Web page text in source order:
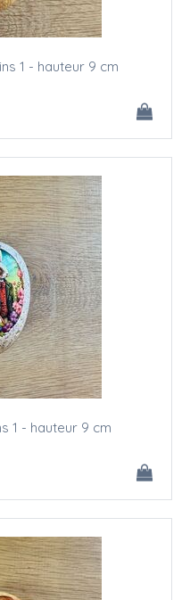
1 - hauteur 9 cm
1 - hauteur 9 cm